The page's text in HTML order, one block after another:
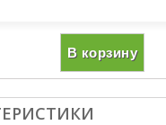
В корзину